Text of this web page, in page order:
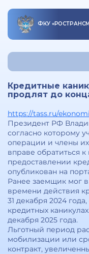
ФКУ «
Кредитные
продлят до
https://tass.ru/
Президент РФ
согласно которому
операции и члены их
вправе обратиться
предоставлении
опубликован на
Ранее заемщик мог
времени действия
31 декабря 2024
кредитных
декабря 2025 года.
Льготный период
мобилизации или
контракт,